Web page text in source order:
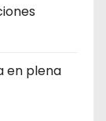
en plena